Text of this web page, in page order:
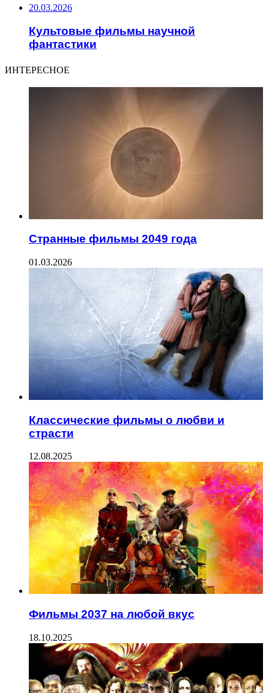
20.03.2026
Культовые фильмы научной
фантастики
ИНТЕРЕСНОЕ
Странные фильмы 2049 года
01.03.2026
Классические фильмы о любви и
страсти
12.08.2025
Фильмы 2037 на любой вкус
18.10.2025